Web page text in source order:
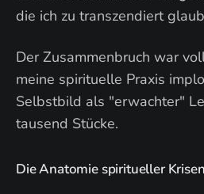
die ich zu transzendiert
Der Zusammenbruch war
meine spirituelle Praxis
Selbstbild als "erwachter"
tausend Stücke.
Die Anatomie spiritueller Krisen